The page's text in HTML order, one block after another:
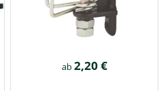
ab2,20 €